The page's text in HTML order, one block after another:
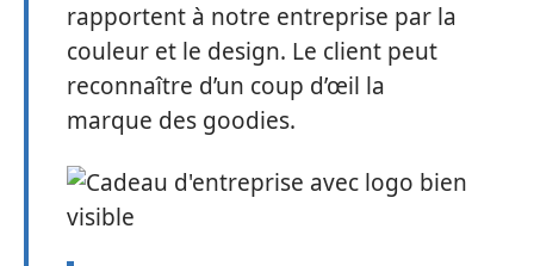
rapportent à notre entreprise par la
couleur et le design. Le client peut
reconnaître d’un coup d’œil la
marque des goodies.